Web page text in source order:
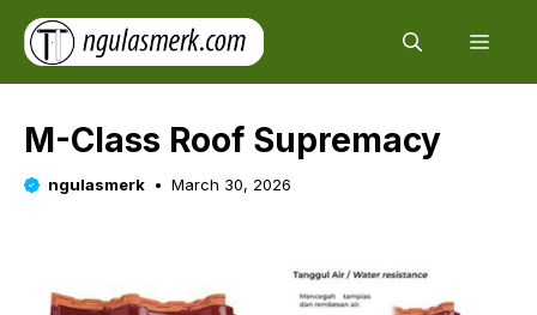
Skip
content
M-Class Roof Supremacy
ngulasmerk March 30, 2026